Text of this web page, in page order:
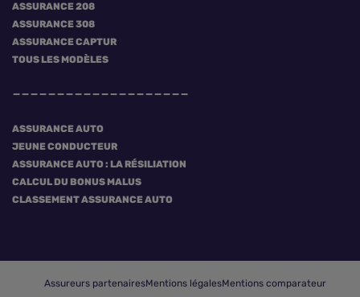
ASSURANCE 208
ASSURANCE 308
ASSURANCE CAPTUR
TOUS LES MODÈLES
ASSURANCE AUTO
JEUNE CONDUCTEUR
ASSURANCE AUTO : LA RÉSILIATION
CALCUL DU BONUS MALUS
CLASSEMENT ASSURANCE AUTO
Assureurs partenairesMentions légalesMentions comparateur